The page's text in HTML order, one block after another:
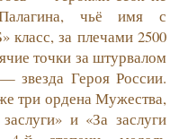
чьё имя с
класс, за плечами 2500
точки за штурвалом
звезда Героя России.
три ордена Мужества,
и «За заслуги